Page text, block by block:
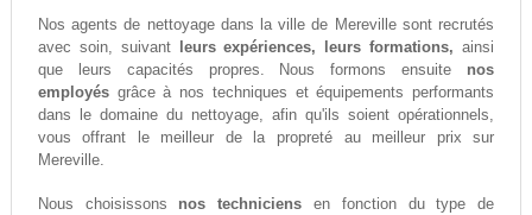
Nos agents de nettoyage dans la ville de Mereville sont recrutés
avec soin, suivant
leurs expériences, leurs formations, ainsi
que leurs capacités propres. Nous formons ensuite nos
employésgrâce à nos techniques et équipements performants
dans le domaine du nettoyage, afin qu'ils soient opérationnels,
vous offrant le meilleur de la propreté au meilleur prix sur
Mereville.
Nous choisissons nos techniciens en fonction du type de